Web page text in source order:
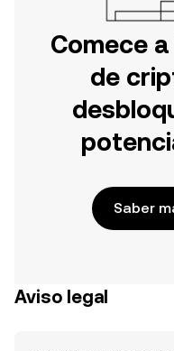
Comece
de
Saber
Aviso legal